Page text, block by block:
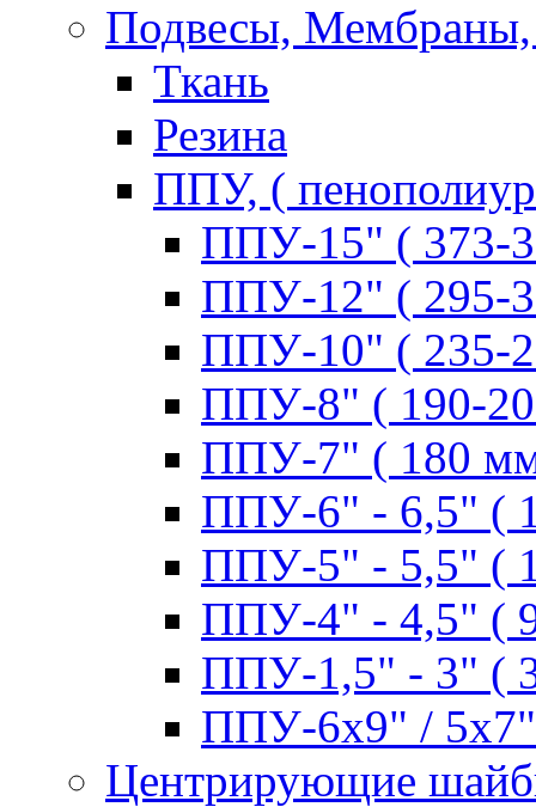
Подвесы,
Ткань
Резина
ППУ, (
ППУ-15" ( 373-
ППУ-12" ( 295-
ППУ-10" ( 235-
ППУ-8" ( 190-
ППУ-7" ( 180
ППУ-6" - 6,5" (
ППУ-5" - 5,5" (
ППУ-4" - 4,5" (
ППУ-1,5" - 3" (
ППУ-6х9" / 5х7"
Центрирующие